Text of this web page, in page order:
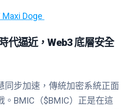
Doge
代逼近，Web3底層安全
同步加速，傳統加密系統正面
。 BMIC （$BMIC）正是在這